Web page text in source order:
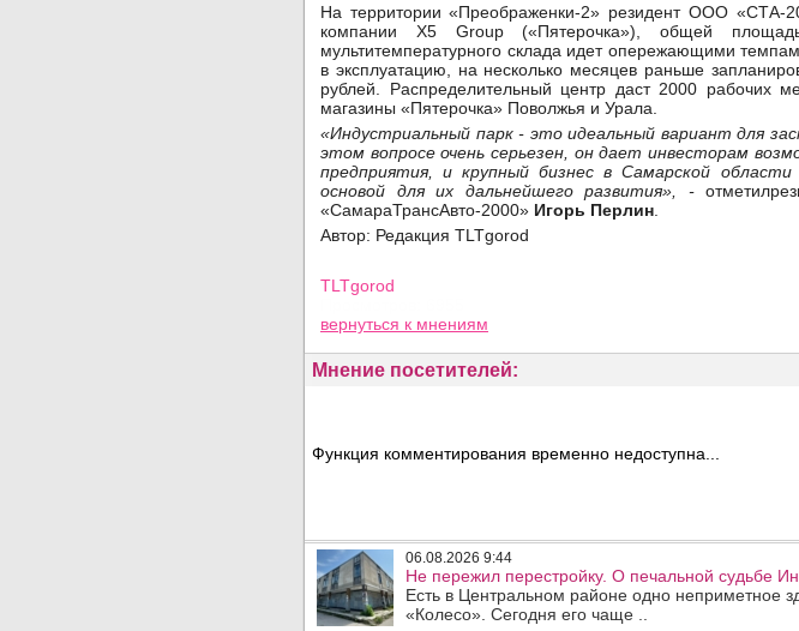
На территории «Преображенки-2» резидент ООО «СТА-
компании Х5 Group («Пятерочка»), общей
мультитемпературного склада идет опережающими
в эксплуатацию, на несколько месяцев раньше
рублей. Распределительный центр даст 2000 рабочих
магазины «Пятерочка» Поволжья и Урала.
«Индустриальный парк - это идеальный вариант для
этом вопросе очень серьезен, он дает инвесторам
предприятия, и крупный бизнес в Самарской
основой для их дальнейшего развития», -
«СамараТрансАвто-2000» Игорь Перлин
Автор: Редакция TLTgorod
TLTgorod
вернуться к мнениям
Мнение посетителей:
Функция комментирования временно недоступна...
06.08.2026 9:44
Не пережил перестройку. О печальной судьбе
Есть в Центральном районе одно неприметное
«Колесо». Сегодня его чаще ..